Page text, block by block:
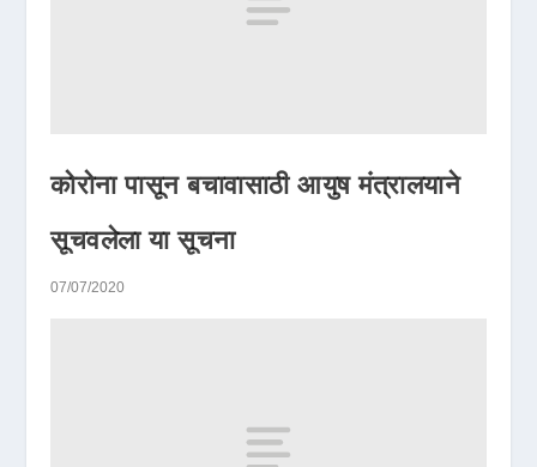
कोरोना पासून बचावासाठी आयुष मंत्रालयाने
सूचवलेला या सूचना
07/07/2020